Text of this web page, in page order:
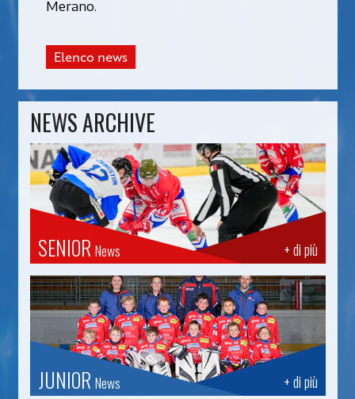
Merano.
Elenco news
NEWS ARCHIVE
+ di più
SENIOR News
+ di più
JUNIOR News